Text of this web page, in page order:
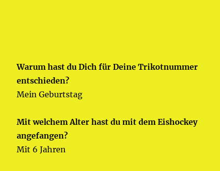
Warum hast du Dich für Deine Trikotnummer
entschieden?
Mein Geburtstag
Mit welchem Alter hast du mit dem Eishockey
angefangen?
Mit 6 Jahren